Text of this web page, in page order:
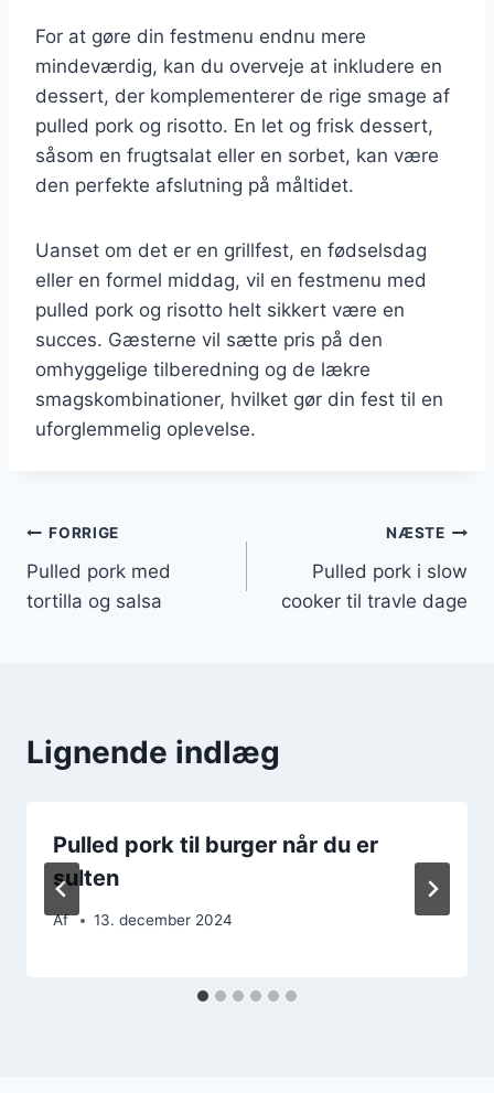
For at gøre din festmenu endnu mere
mindeværdig, kan du overveje at inkludere en
dessert, der komplementerer de rige smage af
pulled pork og risotto. En let og frisk dessert,
såsom en frugtsalat eller en sorbet, kan være
den perfekte afslutning på måltidet.
Uanset om det er en grillfest, en fødselsdag
eller en formel middag, vil en festmenu med
pulled pork og risotto helt sikkert være en
succes. Gæsterne vil sætte pris på den
omhyggelige tilberedning og de lækre
smagskombinationer, hvilket gør din fest til en
uforglemmelig oplevelse.
Indlægsnavigation
FORRIGE
Pulled pork med
tortilla og salsa
NÆSTE
Pulled pork i slow
cooker til travle dage
Lignende indlæg
Pulled pork til burger når du er
sulten
Af 13. december 2024